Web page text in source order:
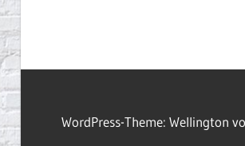
WordPress-Theme: Wellington